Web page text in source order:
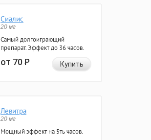
Сиалис
20 мг
Самый долгоиграющий
препарат. Эффект до 36 часов.
от 70Р Купить
Левитра
20 мг
Мощный эффект на 5ть часов.